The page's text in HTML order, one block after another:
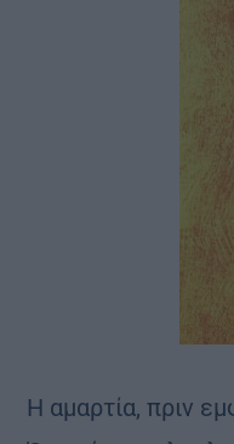
Η αμαρτία, πριν